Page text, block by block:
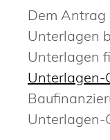
Dem Antrag
Unterlagen
Unterlagen
Unterlagen-
Unterlagen-